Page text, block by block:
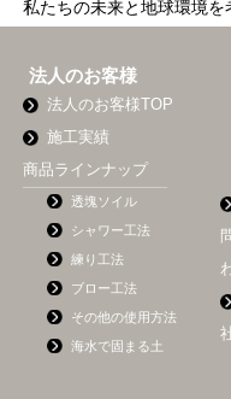
私たちの未来と地球環境を
法人のお客様
法人のお客様TOP
施工実績
商品ラインナップ
透塊ソイル
シャワー工法
練り工法
ブロー工法
その他の使用方法
海水で固まる土